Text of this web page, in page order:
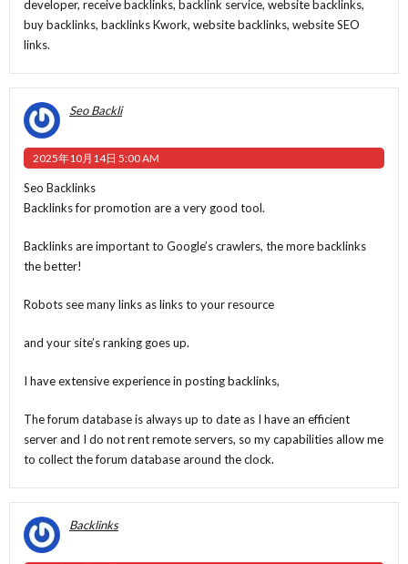
developer, receive backlinks, backlink service, website backlinks,
buy backlinks, backlinks Kwork, website backlinks, website SEO
links.
Seo Backli
2025年10月14日 5:00 AM
Seo Backlinks
Backlinks for promotion are a very good tool.
Backlinks are important to Google’s crawlers, the more backlinks
the better!
Robots see many links as links to your resource
and your site’s ranking goes up.
I have extensive experience in posting backlinks,
The forum database is always up to date as I have an efficient
server and I do not rent remote servers, so my capabilities allow me
to collect the forum database around the clock.
Backlinks